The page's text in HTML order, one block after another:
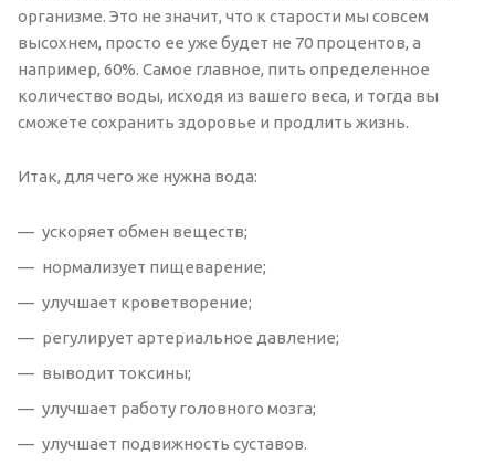
организме. Это не значит, что к старости мы совсем
высохнем, просто ее уже будет не 70 процентов, а
например, 60%. Самое главное, пить определенное
количество воды, исходя из вашего веса, и тогда вы
сможете сохранить здоровье и продлить жизнь.
Итак, для чего же нужна вода:
ускоряет обмен веществ;
нормализует пищеварение;
улучшает кроветворение;
регулирует артериальное давление;
выводит токсины;
улучшает работу головного мозга;
улучшает подвижность суставов.